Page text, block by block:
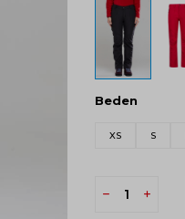
Beden
XS S